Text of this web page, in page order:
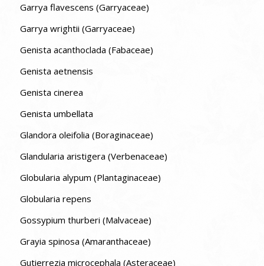
Garrya flavescens (Garryaceae)
Garrya wrightii (Garryaceae)
Genista acanthoclada (Fabaceae)
Genista aetnensis
Genista cinerea
Genista umbellata
Glandora oleifolia (Boraginaceae)
Glandularia aristigera (Verbenaceae)
Globularia alypum (Plantaginaceae)
Globularia repens
Gossypium thurberi (Malvaceae)
Grayia spinosa (Amaranthaceae)
Gutierrezia microcephala (Asteraceae)